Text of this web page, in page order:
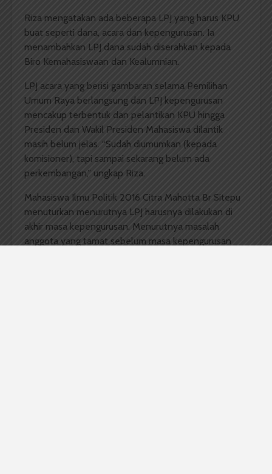
Riza mengatakan ada beberapa LPJ yang harus KPU
buat seperti dana, acara dan kepengurusan. Ia
menambahkan LPJ dana sudah diserahkan kepada
Biro Kemahasiswaan dan Kealumnian.
LPJ acara yang berisi gambaran selama Pemilihan
Umum Raya berlangsung dan LPJ kepengurusan
mencakup terbentuk dan pelantikan KPU hingga
Presiden dan Wakil Presiden Mahasiswa dilantik
masih belum jelas. “Sudah diumumkan (kepada
komisioner), tapi sampai sekarang belum ada
perkembangan,” ungkap Riza.
Mahasiswa Ilmu Politik 2016 Citra Mahotta Br Sitepu
menuturkan menurutnya LPJ harusnya dilakukan di
akhir masa kepengurusan. Menurutnya masalah
anggota yang tamat sebelum masa kepengurusan